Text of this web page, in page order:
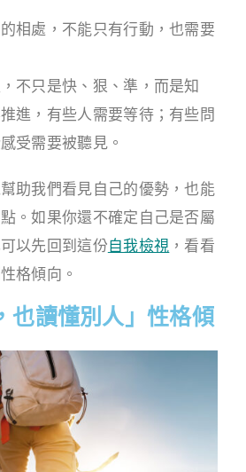
相處，不能只有行動，也需要
不只是快、狠、準，而是知
進，有些人需要等待；有些問
受需要被聽見。
助我們看見自己的優勢，也能
。如果你還不確定自己是否屬
以先回到這份自我檢視 ，看看
格傾向。
也讀懂別人」性格傾